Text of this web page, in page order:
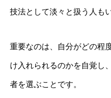
技法として淡々と扱う人も
重要なのは、自分がどの程
け入れられるのかを自覚し
者を選ぶことです。